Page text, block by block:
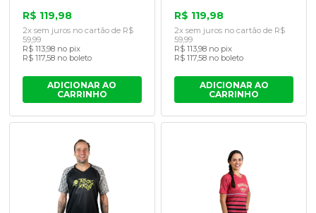
R$ 119,98
2x sem juros no cartão de R$
59,99
R$ 113,98 no pix
R$ 117,58 no boleto
ADICIONAR AO
CARRINHO
R$ 119,98
2x sem juros no cartão de R$
59,99
R$ 113,98 no pix
R$ 117,58 no boleto
ADICIONAR AO
CARRINHO